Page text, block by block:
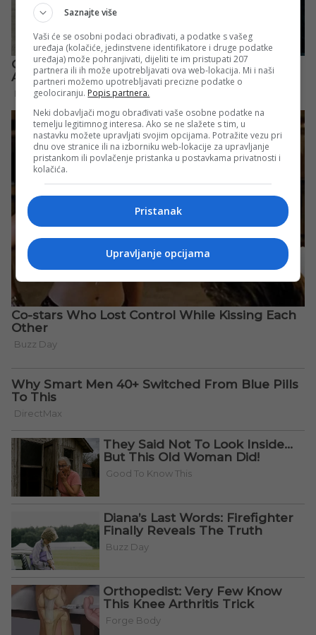
Saznajte više
Vaši će se osobni podaci obrađivati, a podatke s vašeg
uređaja (kolačiće, jedinstvene identifikatore i druge podatke
uređaja) može pohranjivati, dijeliti te im pristupati 207
partnera ili ih može upotrebljavati ova web-lokacija. Mi i naši
partneri možemo upotrebljavati precizne podatke o
geolociranju. Popis partnera.
Neki dobavljači mogu obrađivati vaše osobne podatke na
temelju legitimnog interesa. Ako se ne slažete s tim, u
nastavku možete upravljati svojim opcijama. Potražite vezu pri
dnu ove stranice ili na izborniku web-lokacije za upravljanje
pristankom ili povlačenje pristanka u postavkama privatnosti i
kolačića.
Pristanak
Upravljanje opcijama